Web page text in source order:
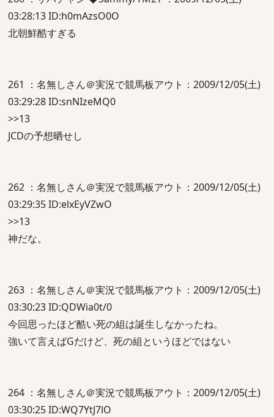
03:28:13 ID:h0mAzsO0O
北朝鮮酷すぎる
261 ：名無しさん＠実況で競馬板アウト：2009/12/05(土)
03:29:28 ID:snNIzeMQ0
>>13
JCDの予想晒せし
262 ：名無しさん＠実況で競馬板アウト：2009/12/05(土)
03:29:35 ID:elxEyVZwO
>>13
神だな。
263 ：名無しさん＠実況で競馬板アウト：2009/12/05(土)
03:30:23 ID:QDWia0t/0
今回思ったほど酷い死の組は誕生しなかったね。
強いて言えばGだけど、死の組というほどではない
264 ：名無しさん＠実況で競馬板アウト：2009/12/05(土)
03:30:25 ID:WQ7YtJ7lO